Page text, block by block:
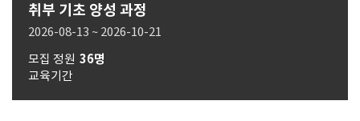
취부 기초 양성 과정
2026-08-13 ~ 2026-10-21
모집 정원 36명
교육기간